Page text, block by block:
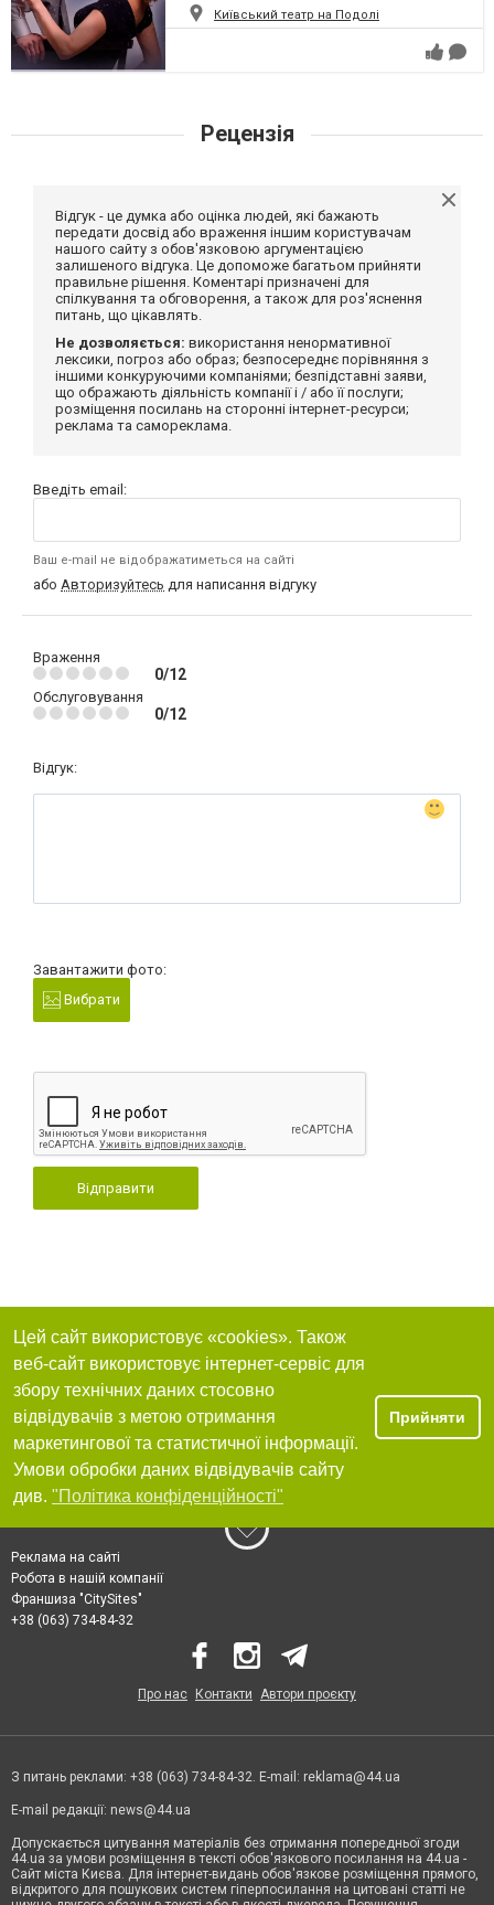
Київський театр на Подолі
Рецензія
Відгук - це думка або оцінка людей, які бажають
передати досвід або враження іншим користувачам
нашого сайту з обов'язковою аргументацією
залишеного відгука. Це допоможе багатьом прийняти
правильне рішення. Коментарі призначені для
спілкування та обговорення, а також для роз'яснення
питань, що цікавлять.
Не дозволяється: використання ненормативної
лексики, погроз або образ; безпосереднє порівняння з
іншими конкуруючими компаніями; безпідставні заяви,
що ображають діяльність компанії і / або її послуги;
розміщення посилань на сторонні інтернет-ресурси;
реклама та самореклама.
Введіть email:
Ваш e-mail не відображатиметься на сайті
або Авторизуйтесь для написання відгуку
Враження
0/12
Обслуговування
0/12
Відгук:
Завантажити фото:
Вибрати
Відправити
Цей сайт використовує «cookies». Також
веб-сайт використовує інтернет-сервіс для
збору технічних даних стосовно
відвідувачів з метою отримання
маркетингової та статистичної інформації.
Умови обробки даних відвідувачів сайту
див. "Політика конфіденційності"
Прийняти
Реклама на сайті
Робота в нашій компанії
Франшиза "CitySites"
+38 (063) 734-84-32
Про нас Контакти Автори проєкту
З питань реклами: +38 (063) 734-84-32. E-mail: reklama@44.ua
E-mail редакції: news@44.ua
Допускається цитування матеріалів без отримання попередньої згоди
44.ua за умови розміщення в тексті обов'язкового посилання на 44.ua -
Сайт міста Києва. Для інтернет-видань обов'язкове розміщення прямого,
відкритого для пошукових систем гіперпосилання на цитовані статті не